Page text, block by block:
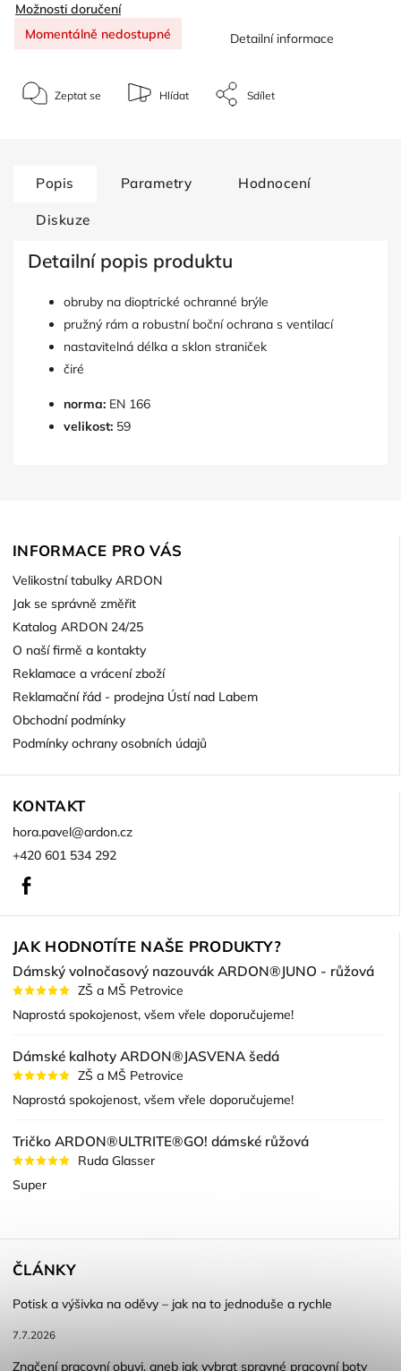
Možnosti doručení
Momentálně nedostupné
Detailní informace
Zeptat se Hlídat Sdílet
Popis Parametry Hodnocení
Diskuze
Detailní popis produktu
obruby na dioptrické ochranné brýle
pružný rám a robustní boční ochrana s ventilací
nastavitelná délka a sklon straniček
čiré
norma: EN 166
velikost: 59
INFORMACE PRO VÁS
Velikostní tabulky ARDON
Jak se správně změřit
Katalog ARDON 24/25
O naší firmě a kontakty
Reklamace a vrácení zboží
Reklamační řád - prodejna Ústí nad Labem
Obchodní podmínky
Podmínky ochrany osobních údajů
KONTAKT
hora.pavel@ardon.cz
+420 601 534 292
JAK HODNOTÍTE NAŠE PRODUKTY?
Dámský volnočasový nazouvák ARDON®JUNO - růžová
ZŠ a MŠ Petrovice
Naprostá spokojenost, všem vřele doporučujeme!
Dámské kalhoty ARDON®JASVENA šedá
ZŠ a MŠ Petrovice
Naprostá spokojenost, všem vřele doporučujeme!
Tričko ARDON®ULTRITE®GO! dámské růžová
Ruda Glasser
Super
ČLÁNKY
Potisk a výšivka na oděvy – jak na to jednoduše a rychle
7.7.2026
Značení pracovní obuvi, aneb jak vybrat spravné pracovní boty